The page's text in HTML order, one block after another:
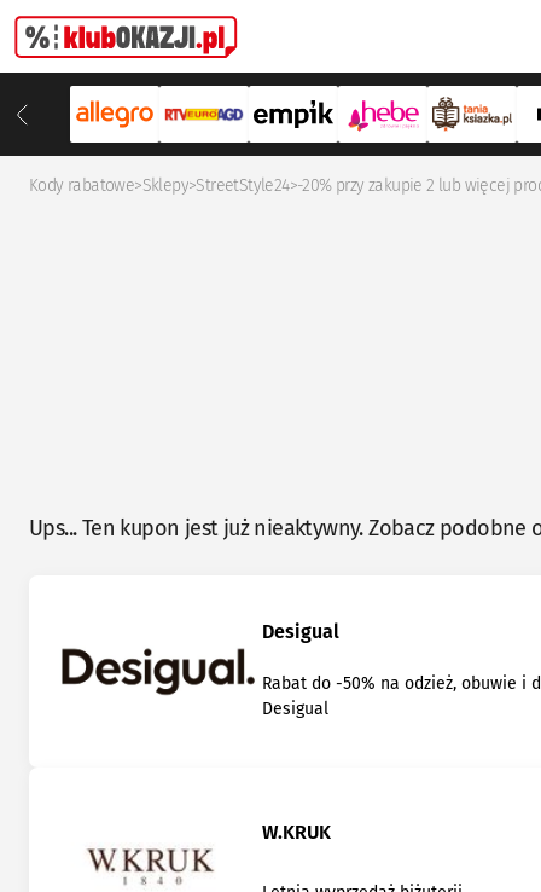
Kody rabatowe>Sklepy>StreetStyle24>-20% przy zakupie 2 lub więcej
Ups... Ten kupon jest już nieaktywny. Zobacz podobne
Desigual
Rabat do -50% na odzież, obuwie i
Desigual
W.KRUK